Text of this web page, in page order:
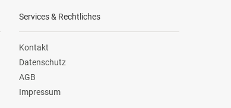
Services & Rechtliches
Kontakt
Datenschutz
AGB
Impressum